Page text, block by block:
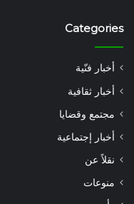
Categories
أخبار فنّية
أخبار ثقافية
مجتمع وقضايا
أخبار إجتماعية
نقلاً عن
منوعات